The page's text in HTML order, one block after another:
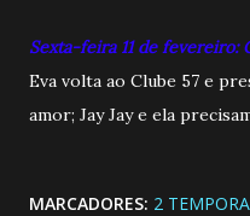
Sexta-feira 11 de fevereiro:
Eva volta ao Clube 57 e
amor; Jay Jay e ela
MARCADORES: 2